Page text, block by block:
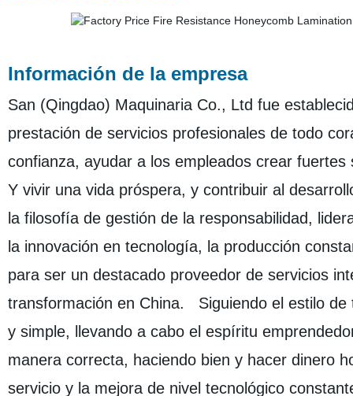
Información de la empresa
San (Qingdao) Maquinaria Co., Ltd fue
prestación de servicios profesionales de todo
confianza, ayudar a los empleados crear fuertes
Y vivir una vida próspera, y contribuir al
la filosofía de gestión de la responsabilidad,
la innovación en tecnología, la producción
para ser un destacado proveedor de servicios
transformación en China. Siguiendo el estilo
y simple, llevando a cabo el espíritu
manera correcta, haciendo bien y hacer dinero
servicio y la mejora de nivel tecnológico